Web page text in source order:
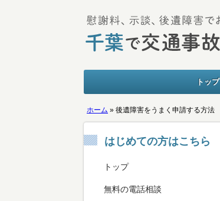
トップ
ホーム » 後遺障害をうまく申請する方法
はじめての方はこちら
トップ
無料の電話相談